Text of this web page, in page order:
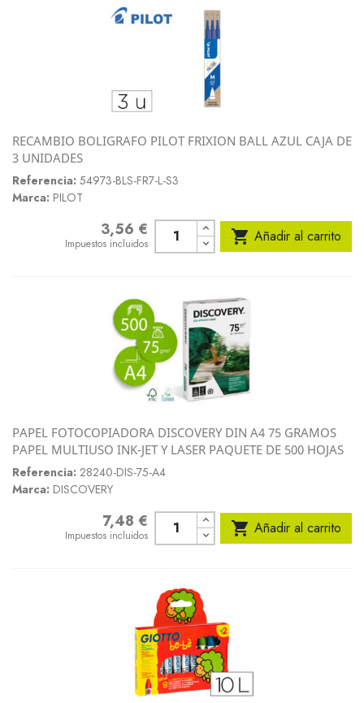
RECAMBIO BOLIGRAFO PILOT FRIXION BALL AZUL CAJA DE
3 UNIDADES
Referencia: 54973-BLS-FR7-L-S3
Marca: PILOT
3,56 €
Impuestos incluidos  Añadir al carrito
PAPEL FOTOCOPIADORA DISCOVERY DIN A4 75 GRAMOS
PAPEL MULTIUSO INK-JET Y LASER PAQUETE DE 500 HOJAS
Referencia: 28240-DIS-75-A4
Marca: DISCOVERY
7,48 €
Impuestos incluidos  Añadir al carrito